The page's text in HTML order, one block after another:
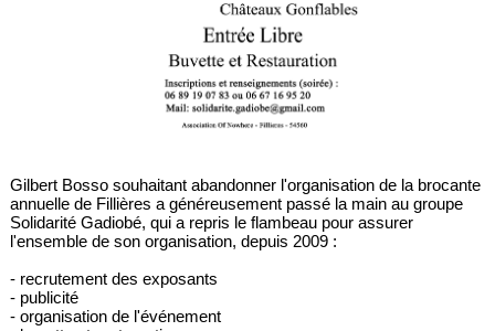
Gilbert Bosso souhaitant abandonner l'organisation de la brocante
annuelle de Fillières a généreusement passé la main au groupe
Solidarité Gadiobé, qui a repris le flambeau pour assurer
l'ensemble de son organisation, depuis 2009 :
- recrutement des exposants
- publicité
- organisation de l'événement